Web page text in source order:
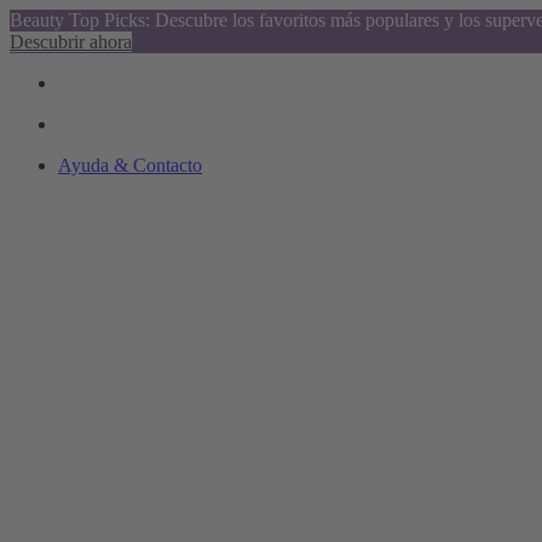
Beauty Top Picks: Descubre los favoritos más populares y los
Descubrir ahora
Ayuda & Contacto